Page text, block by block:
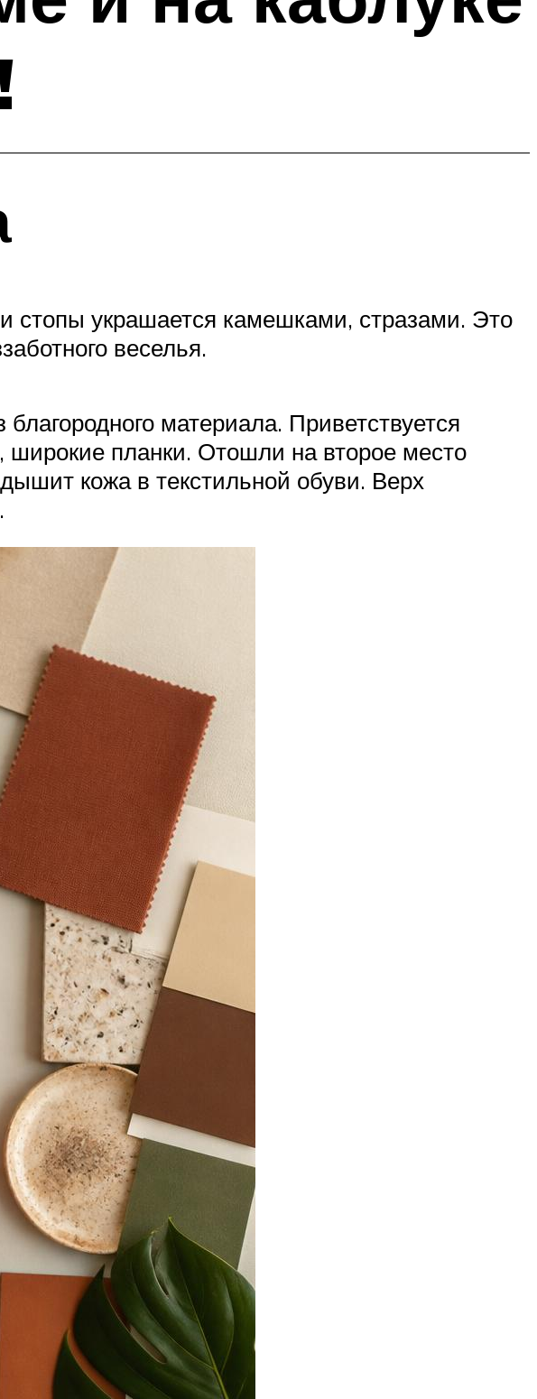
стопы украшается камешками, стразами. Это
веселья.
материала. Приветствуется
широкие планки. Отошли на второе место
кожа в текстильной обуви. Верх